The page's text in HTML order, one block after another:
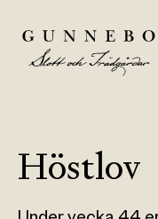
Höstlov